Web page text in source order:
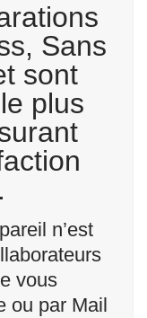
Sans
sont
plus
n’est
vous
ou par Mail